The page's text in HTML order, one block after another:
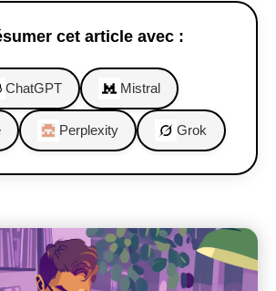
cet article avec :
ChatGPT Mistral
Perplexity Grok